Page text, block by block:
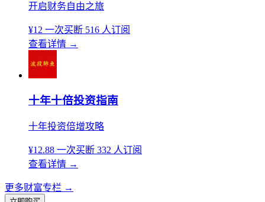
开启财务自由之旅
¥12 一次买断 516 人订阅
查看详情 →
十年十倍投资指南
十年投资倍增攻略
¥12.88 一次买断 332 人订阅
查看详情 →
更多财富专栏 →